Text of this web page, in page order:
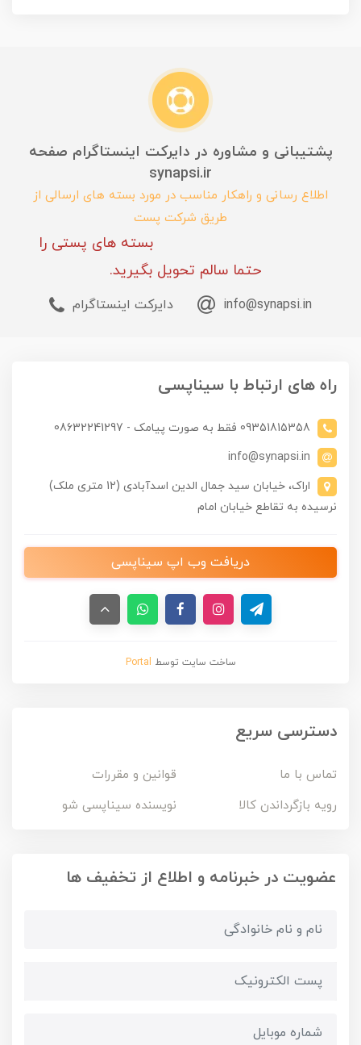
پشتیبانی و مشاوره در دایرکت اینستاگرام صفحه
synapsi.ir
اطلاع رسانی و راهکار مناسب در مورد بسته های ارسالی از
طریق شرکت پست
بسته های پستی را
حتما سالم تحویل بگیرید.
info@synapsi.in دایرکت اینستاگرام
راه های ارتباط با سیناپسی
09351815358 فقط به صورت پیامک - 08632241297
info@synapsi.in
اراک، خیابان سید جمال الدین اسدآبادی (12 متری ملک)
نرسیده به تقاطع خیابان امام
دریافت وب اپ سیناپسی
ساخت سایت توسط Portal
دسترسی سریع
تماس با ما
قوانین و مقررات
رویه بازگرداندن کالا
نویسنده سیناپسی شو
عضویت در خبرنامه و اطلاع از تخفیف ها